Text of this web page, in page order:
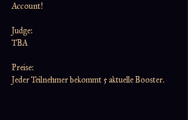
Account!
Judge:
TBA
Preise:
Jeder Teilnehmer bekommt 5 aktuelle Booster.